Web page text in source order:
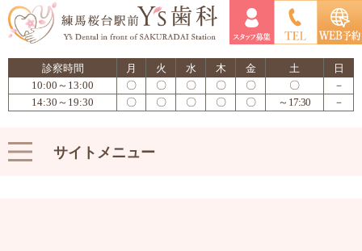
診察時間 月 火 水 木 金 土
日
10:00～13:00
〇 〇 〇 〇 〇 〇
－
14:30～19:30
〇 〇 〇 〇 〇 ～17:30 －
サイトメニュー